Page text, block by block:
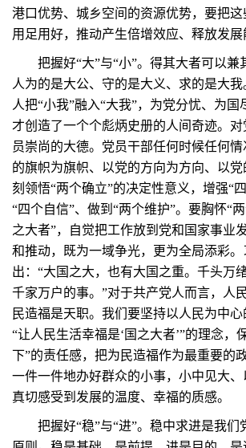
港口优势、城乡空间的资源优势，要把这
用足用好，推动产生倍增效应、释放发展
把握好“大”与“小”。得其大者可以兼
人为的是大公、守的是大义、求的是大
人把“小我”融入“大我”，为党分忧、为国
才创造了一个个彪炳史册的人间奇迹。
员崇尚的大德。党员干部任何时候任何
的旗帜为旗帜、以党的方向为方向、以
刻领悟“两个确立”的决定性意义，增强“
“四个自信”、做到“两个维护”。要胸怀“
之大者”，自觉把工作放到党和国家事业
和推动，既为一域争光，更为全局添彩
出：“大国之大，也有大国之重。千头万
千家万户的事。”对于共产党人而言，人
民造福是天职。我们要坚持以人民为中
“让人民生活幸福是‘国之大者’”的理念，
下”的责任感，把为民造福作为最重要的
一件一件地办好群众的小事，小中见大
真切感受到发展的温度、幸福的质感。
把握好“稳”与“进”。稳中求进是我们